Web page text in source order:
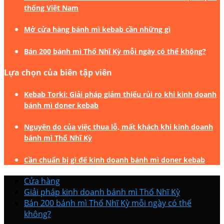
thống Việt Nam
Mở cửa hàng bánh mì kebab cần những gì
Bán 200 bánh mì Thổ Nhĩ Kỳ mỗi ngày có thể không?
Lựa chọn của biên tập viên
Kebab Torki: Giải pháp giảm thiểu rủi ro khi kinh doanh
bánh mì doner kebab
Nguyên do của việc thua lỗ, mất khách khi kinh doanh
bánh mì Thổ Nhĩ Kỳ
Cần chuẩn bị gì để kinh doanh bánh mì doner kebab
Cửa hàng
Giải pháp kinh doanh bánh mì Thổ Nhĩ Kỳ
Bán 200 bánh mì Thổ Nhĩ Kỳ mỗi ngày có thể
không?